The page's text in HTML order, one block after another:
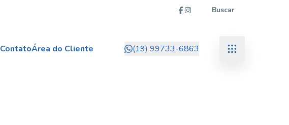
Buscar
ContatoÁrea do Cliente (19) 99733-6863